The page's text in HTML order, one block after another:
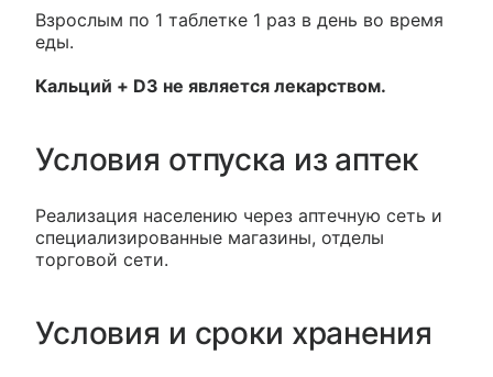
Взрослым по 1 таблетке 1 раз в день во время
еды.
Кальций + D3 не является лекарством.
Условия отпуска из аптек
Реализация населению через аптечную сеть и
специализированные магазины, отделы
торговой сети.
Условия и сроки хранения